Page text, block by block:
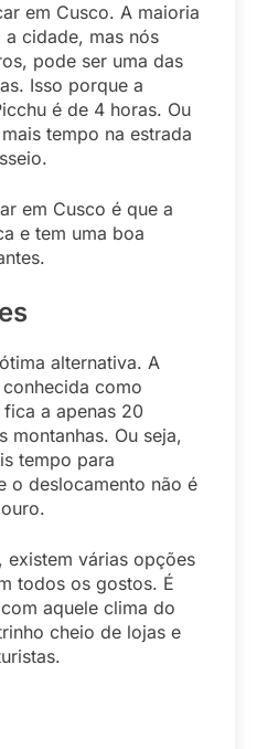
em Cusco. A maioria
cidade, mas nós
pode ser uma das
Isso porque a
é de 4 horas. Ou
tempo na estrada
em Cusco é que a
e tem uma boa
alternativa. A
como
a apenas 20
montanhas. Ou seja,
tempo para
o deslocamento não é
existem várias opções
todos os gostos. É
aquele clima do
cheio de lojas e